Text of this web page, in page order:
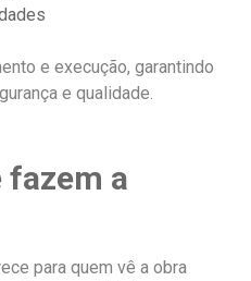
e execução, garantindo
e qualidade.
fazem a
para quem vê a obra